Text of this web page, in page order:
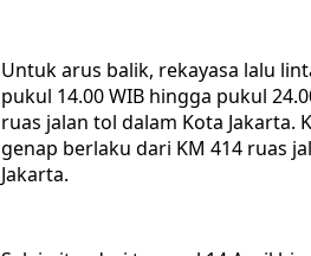
Untuk arus balik, rekayasa lalu
pukul 14.00 WIB hingga pukul
ruas jalan tol dalam Kota Jakarta.
genap berlaku dari KM 414 ruas
Jakarta.